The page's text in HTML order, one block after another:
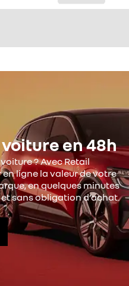
en 48h
? Avec Retail
ligne la valeur de votre
en quelques minutes
sans obligation d’achat.